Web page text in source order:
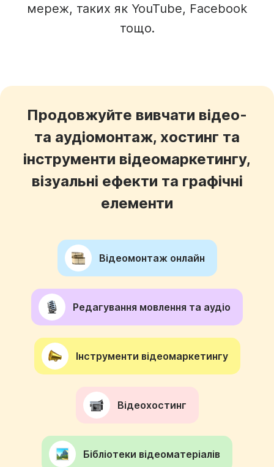
мереж, таких як YouTube, Facebook
тощо.
Продовжуйте вивчати відео-
та аудіомонтаж, хостинг та
інструменти відеомаркетингу,
візуальні ефекти та графічні
елементи
Відеомонтаж онлайн
Редагування мовлення та аудіо
Інструменти відеомаркетингу
Відеохостинг
Бібліотеки відеоматеріалів